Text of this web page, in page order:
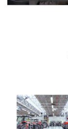
France